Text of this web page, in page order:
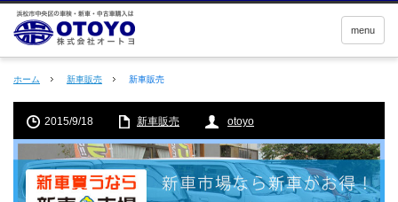
menu
ホーム 新車販売 新車販売
2015/9/18 新車販売 otoyo